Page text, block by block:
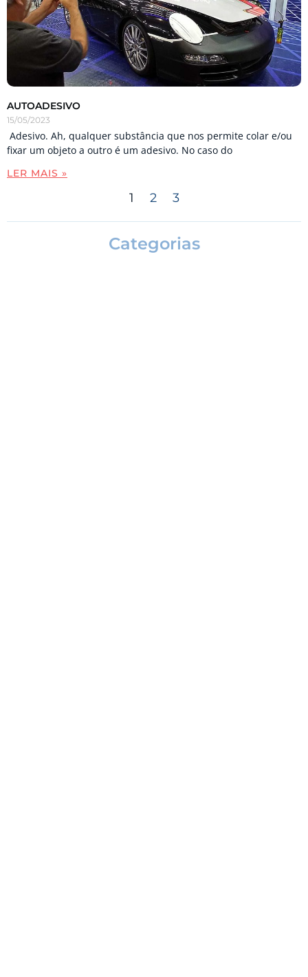
AUTOADESIVO
15/05/2023
Adesivo. Ah, qualquer substância que nos permite colar e/ou
fixar um objeto a outro é um adesivo. No caso do
LER MAIS »
1 2 3
Categorias